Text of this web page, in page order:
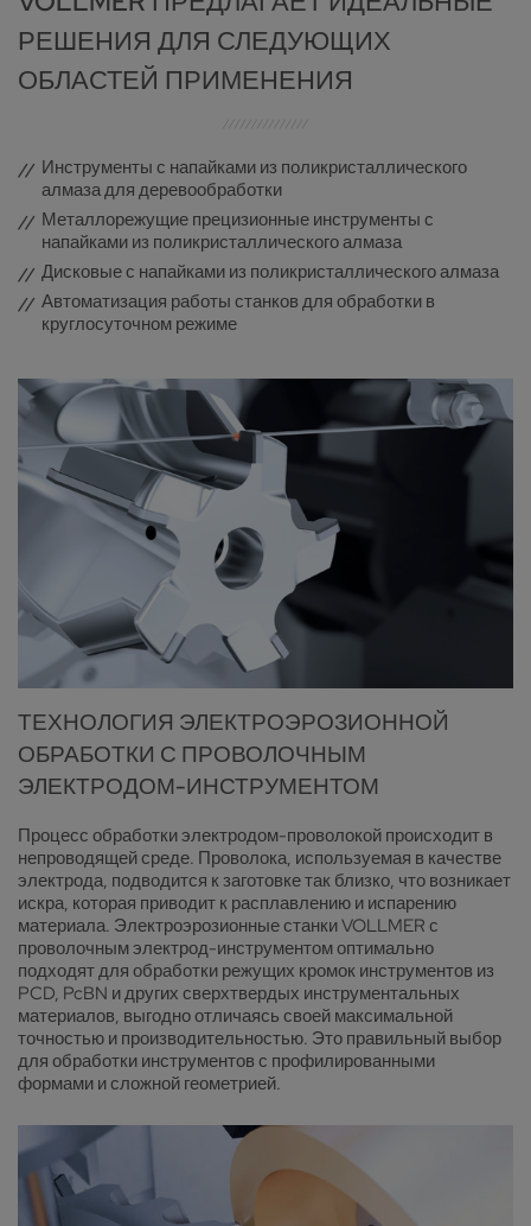
РЕШЕНИЯ ДЛЯ СЛЕДУЮЩИХ
ОБЛАСТЕЙ ПРИМЕНЕНИЯ
Инструменты с напайками из поликристаллического
алмаза для деревообработки
Металлорежущие прецизионные инструменты с
напайками из поликристаллического алмаза
Дисковые с напайками из поликристаллического алмаза
Автоматизация работы станков для обработки в
круглосуточном режиме
ТЕХНОЛОГИЯ ЭЛЕКТРОЭРОЗИОННОЙ
ОБРАБОТКИ С ПРОВОЛОЧНЫМ
ЭЛЕКТРОДОМ-ИНСТРУМЕНТОМ
Процесс обработки электродом-проволокой происходит в
непроводящей среде. Проволока, используемая в качестве
электрода, подводится к заготовке так близко, что возникает
искра, которая приводит к расплавлению и испарению
материала. Электроэрозионные станки VOLLMER с
проволочным электрод-инструментом оптимально
подходят для обработки режущих кромок инструментов из
PCD, PcBN и других сверхтвердых инструментальных
материалов, выгодно отличаясь своей максимальной
точностью и производительностью. Это правильный выбор
для обработки инструментов с профилированными
формами и сложной геометрией.